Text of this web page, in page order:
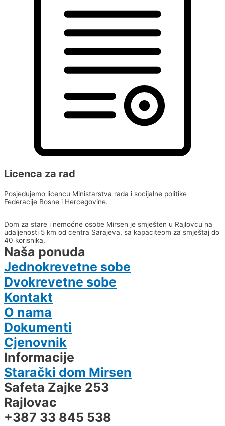
Licenca za rad
Posjedujemo licencu Ministarstva rada i socijalne politike
Federacije Bosne i Hercegovine.
Dom za stare i nemoćne osobe Mirsen je smješten u Rajlovcu na
udaljenosti 5 km od centra Sarajeva, sa kapaciteom za smještaj do
40 korisnika.
Naša ponuda
Jednokrevetne sobe
Dvokrevetne sobe
Kontakt
O nama
Dokumenti
Cjenovnik
Informacije
Starački dom Mirsen
Safeta Zajke 253
Rajlovac
+387 33 845 538